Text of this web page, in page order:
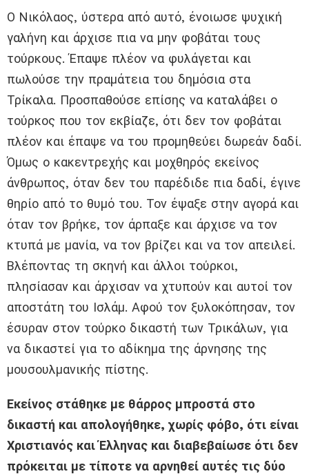
Ο Νικόλαος, ύστερα από αυτό, ένοιωσε ψυχική
γαλήνη και άρχισε πια να μην φοβάται τους
τούρκους. Έπαψε πλέον να φυλάγεται και
πωλούσε την πραμάτεια του δημόσια στα
Τρίκαλα. Προσπαθούσε επίσης να καταλάβει ο
τούρκος που τον εκβίαζε, ότι δεν τον φοβάται
πλέον και έπαψε να του προμηθεύει δωρεάν δαδί.
Όμως ο κακεντρεχής και μοχθηρός εκείνος
άνθρωπος, όταν δεν του παρέδιδε πια δαδί, έγινε
θηρίο από το θυμό του. Τον έψαξε στην αγορά και
όταν τον βρήκε, τον άρπαξε και άρχισε να τον
κτυπά με μανία, να τον βρίζει και να τον απειλεί.
Βλέποντας τη σκηνή και άλλοι τούρκοι,
πλησίασαν και άρχισαν να χτυπούν και αυτοί τον
αποστάτη του Ισλάμ. Αφού τον ξυλοκόπησαν, τον
έσυραν στον τούρκο δικαστή των Τρικάλων, για
να δικαστεί για το αδίκημα της άρνησης της
μουσουλμανικής πίστης.
Εκείνος στάθηκε με θάρρος μπροστά στο
δικαστή και απολογήθηκε, χωρίς φόβο, ότι είναι
Χριστιανός και Έλληνας και διαβεβαίωσε ότι δεν
πρόκειται με τίποτε να αρνηθεί αυτές τις δύο